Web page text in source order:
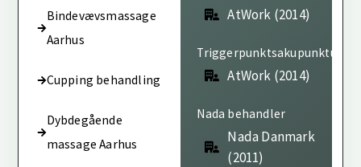
Bindevævsmassage
Aarhus
Cupping behandling
Dybdegående
massage Aarhus
AtWork (2014)
Triggerpunktsakupunktur
AtWork (2014)
Nada behandler
Nada Danmark
(2011)